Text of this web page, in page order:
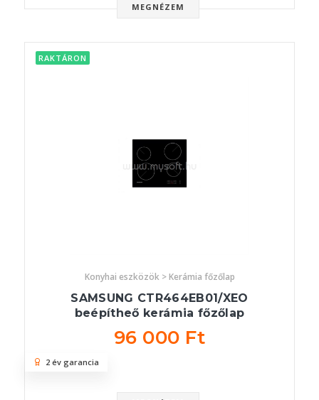
MEGNÉZEM
RAKTÁRON
Konyhai eszközök > Kerámia főzőlap
SAMSUNG CTR464EB01/XEO
beépítheő kerámia főzőlap
96 000 Ft
2 év garancia